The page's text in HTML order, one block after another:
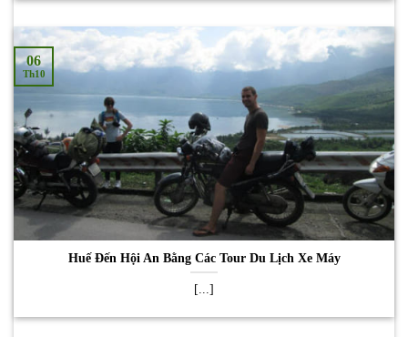
Huế Đến Hội An Bằng Các Tour Du Lịch Xe Máy
[...]
06
Th10